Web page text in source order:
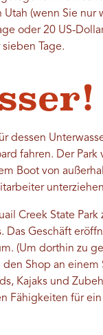
(wenn Sie
oder 20 US-
Tage.
dessen
fahren. Der
Boot von
Creek State Park
Das Geschäft
(Um dorthin zu
Shop an
Kajaks und
Fähigkeiten für